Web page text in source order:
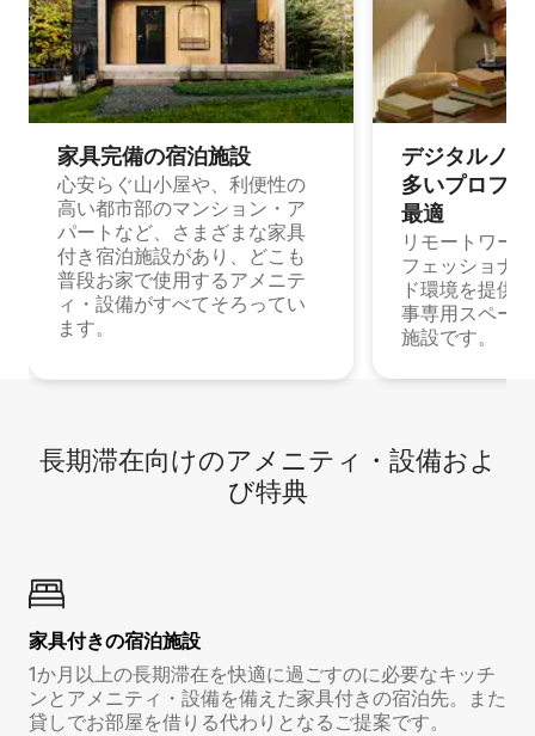
家具完備の宿⁠泊⁠施⁠設
心安らぐ山小屋や、利便性の
高い都市部のマンション・ア
パートなど、さまざまな家具
付き宿泊施設があり、どこも
普段お家で使用するアメニテ
ィ・設備がすべてそろってい
ます。
デジタルノ
多⁠いプ⁠ロ⁠フ⁠
最⁠適
リモートワー
フェッショナ
ド環境を提供
事専用スペー
施設です。
長期滞在向け⁠のア⁠メ⁠ニ⁠テ⁠ィ⁠・設⁠備⁠およ
び特⁠典
家具付き⁠の宿⁠泊⁠施⁠設
1か月以上の長期滞在を快適に過ごすのに必要なキッチ
ンとアメニティ・設備を備えた家具付きの宿泊先。また
貸しでお部屋を借りる代わりとなるご提案です。